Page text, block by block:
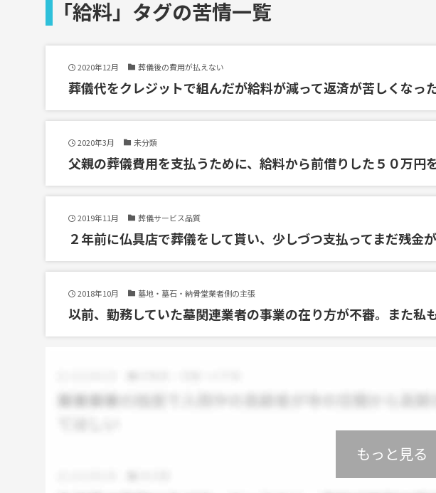
「給料」タグの苦情一覧
2020年12月 葬儀後の費用が払えない
葬儀代をクレジットで組んだが給料が減って返済が苦しくなっ
2020年3月 未分類
父親の葬儀費用を支払うために、給料から前借りした５０万円
2019年11月 葬儀サービス品質
２年前に仏具店で葬儀をして貰い、少しづつ支払ってまだ残金
2018年10月 墓地・墓石・納骨堂業者側の主張
以前、勤務していた墓関連業者の事業の在り方が不審。また私
もっと見る